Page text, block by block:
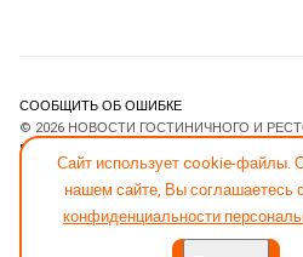
Сайт использует cookie-файлы.
нашем сайте, Вы соглашаетесь с
конфиденциальности
СООБЩИТЬ ОБ ОШИБКЕ
© 2026 НОВОСТИ ГОСТИНИЧНОГО И
ESTATE
- ПРОГРАММНОЕ
ЛИЦЕНЗИИGNU GENERAL PUBLIC LICENSE.